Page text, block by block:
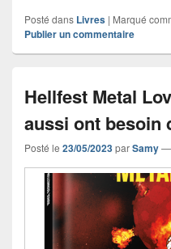
Posté dans Livres | Marqué
Publier un commentaire
Hellfest Metal
aussi ont besoin
Posté le 23/05/2023parSamy—